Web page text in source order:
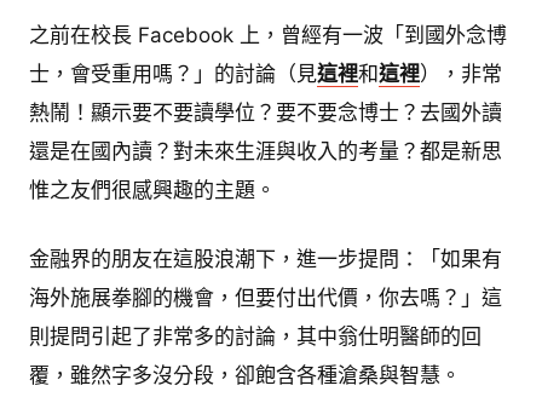
之前在校長 Facebook 上，曾經有一波「到國外念博
士，會受重用嗎？」的討論（見這裡和這裡），非常
熱鬧！顯示要不要讀學位？要不要念博士？去國外讀
還是在國內讀？對未來生涯與收入的考量？都是新思
惟之友們很感興趣的主題。
金融界的朋友在這股浪潮下，進一步提問：「如果有
海外施展拳腳的機會，但要付出代價，你去嗎？」這
則提問引起了非常多的討論，其中翁仕明醫師的回
覆，雖然字多沒分段，卻飽含各種滄桑與智慧。